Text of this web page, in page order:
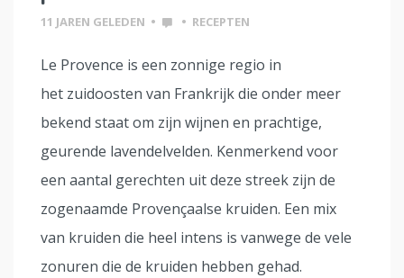
11 JAREN GELEDEN • • RECEPTEN
Le Provence is een zonnige regio in
het zuidoosten van Frankrijk die onder meer
bekend staat om zijn wijnen en prachtige,
geurende lavendelvelden. Kenmerkend voor
een aantal gerechten uit deze streek zijn de
zogenaamde Provençaalse kruiden. Een mix
van kruiden die heel intens is vanwege de vele
zonuren die de kruiden hebben gehad.